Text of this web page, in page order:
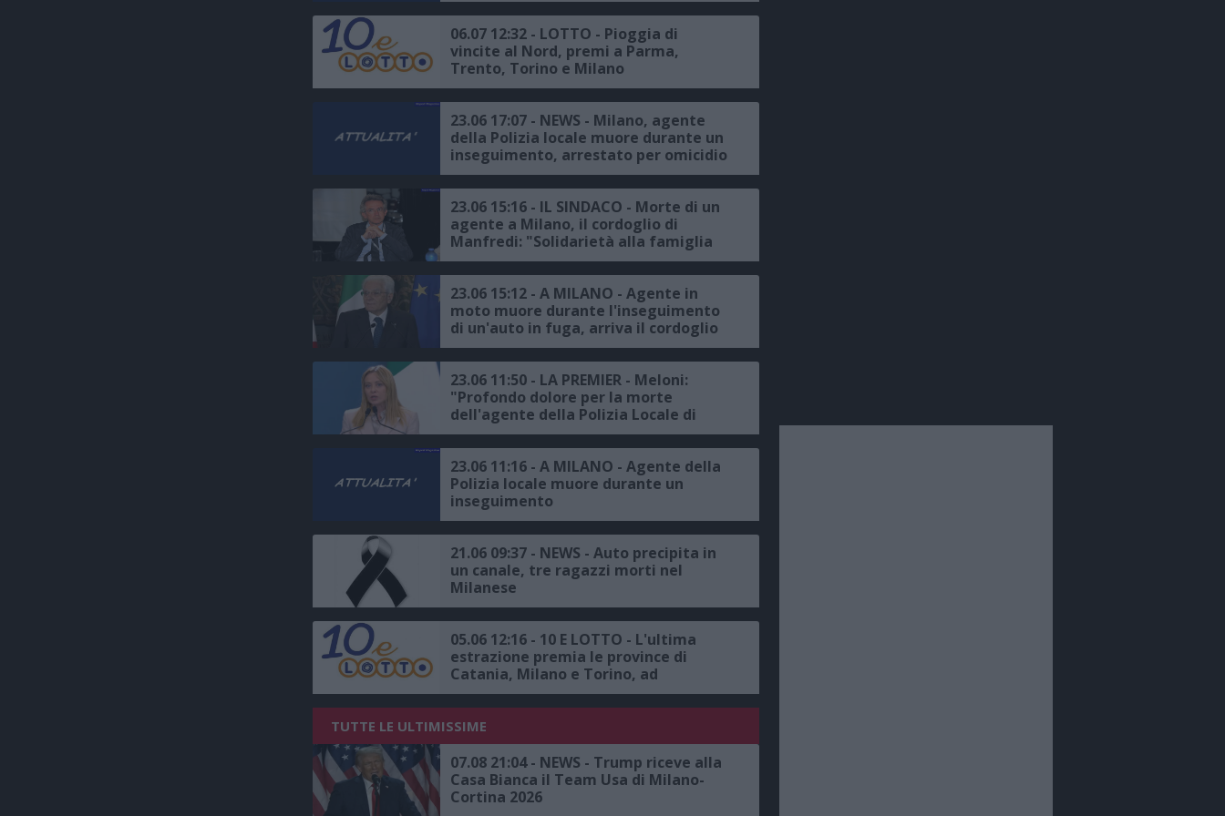
06.07 12:32 - LOTTO - Pioggia di
vincite al Nord, premi a Parma,
Trento, Torino e Milano
23.06 17:07 - NEWS - Milano, agente
della Polizia locale muore durante un
inseguimento, arrestato per omicidio
stradale il conducente dell'auto
23.06 15:16 - IL SINDACO - Morte di un
agente a Milano, il cordoglio di
Manfredi: "Solidarietà alla famiglia
per questa perdita così tragica"
23.06 15:12 - A MILANO - Agente in
moto muore durante l'inseguimento
di un'auto in fuga, arriva il cordoglio
di Mattarella
23.06 11:50 - LA PREMIER - Meloni:
"Profondo dolore per la morte
dell'agente della Polizia Locale di
Milano, l'Italia non dimentica il
sacrificio di chi lavora per la sicurezza
dei cittadini"
23.06 11:16 - A MILANO - Agente della
Polizia locale muore durante un
inseguimento
21.06 09:37 - NEWS - Auto precipita in
un canale, tre ragazzi morti nel
Milanese
05.06 12:16 - 10 E LOTTO - L'ultima
estrazione premia le province di
Catania, Milano e Torino, ad
Alpignano, la vincita più alta da
20mila euro
TUTTE LE ULTIMISSIME
07.08 21:04 - NEWS - Trump riceve alla
Casa Bianca il Team Usa di Milano-
Cortina 2026